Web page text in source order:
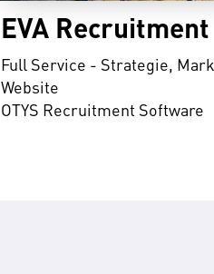
EVA Recruitment
Full Service - Strategie,
Website
OTYS Recruitment Software